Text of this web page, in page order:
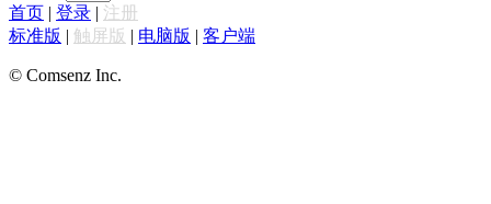
首页 | 登录 | 注册
标准版 | 触屏版 | 电脑版 | 客户端
© Comsenz Inc.